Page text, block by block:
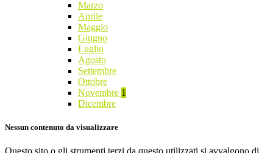
Marzo
Aprile
Maggio
Giugno
Luglio
Agosto
Settembre
Ottobre
Novembre 1
Dicembre
Nessun contenuto da visualizzare